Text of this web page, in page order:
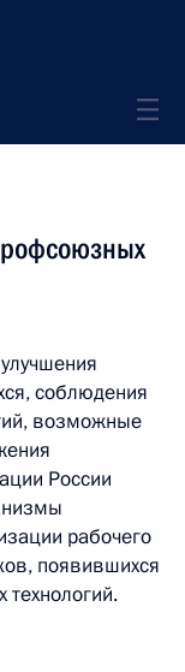
соблюдения
возможные
России
рабочего
появившихся
технологий.